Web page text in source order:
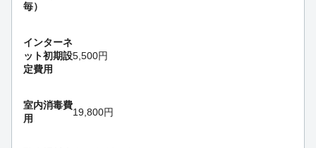
毎）
インターネ
ット初期設
定費用
5,500円
室内消毒費
用
19,800円